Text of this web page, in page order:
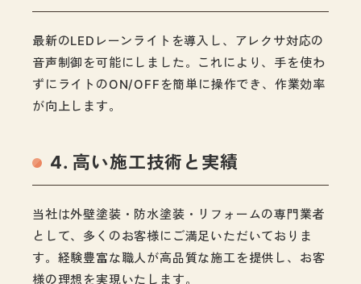
最新のLEDレーンライトを導入し、アレクサ対応の
音声制御を可能にしました。これにより、手を使わ
ずにライトのON/OFFを簡単に操作でき、作業効率
が向上します。
4. 高い施工技術と実績
当社は外壁塗装・防水塗装・リフォームの専門業者
として、多くのお客様にご満足いただいておりま
す。経験豊富な職人が高品質な施工を提供し、お客
様の理想を実現いたします。